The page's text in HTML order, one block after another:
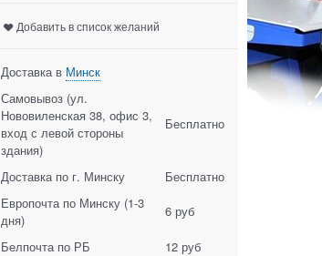
Добавить в список желаний
Доставка в Минск
Самовывоз (ул.
Нововиленская 38, офис 3,
вход с левой стороны
здания)
Бесплатно
Доставка по г. Минску
Бесплатно
Европочта по Минску (1-3
дня)
6 руб
Белпочта по РБ
12 руб